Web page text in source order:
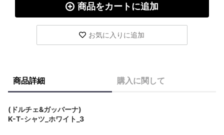
商品をカートに追加
お気に入りに追加
商品詳細 購入に関して
(ドルチェ&ガッバーナ)
K-T-シャツ_ホワイト_3